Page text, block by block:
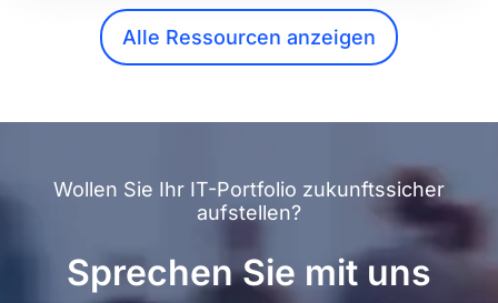
Alle Ressourcen anzeigen
Wollen Sie Ihr IT-Portfolio zukunftssicher
aufstellen?
Sprechen Sie mit uns